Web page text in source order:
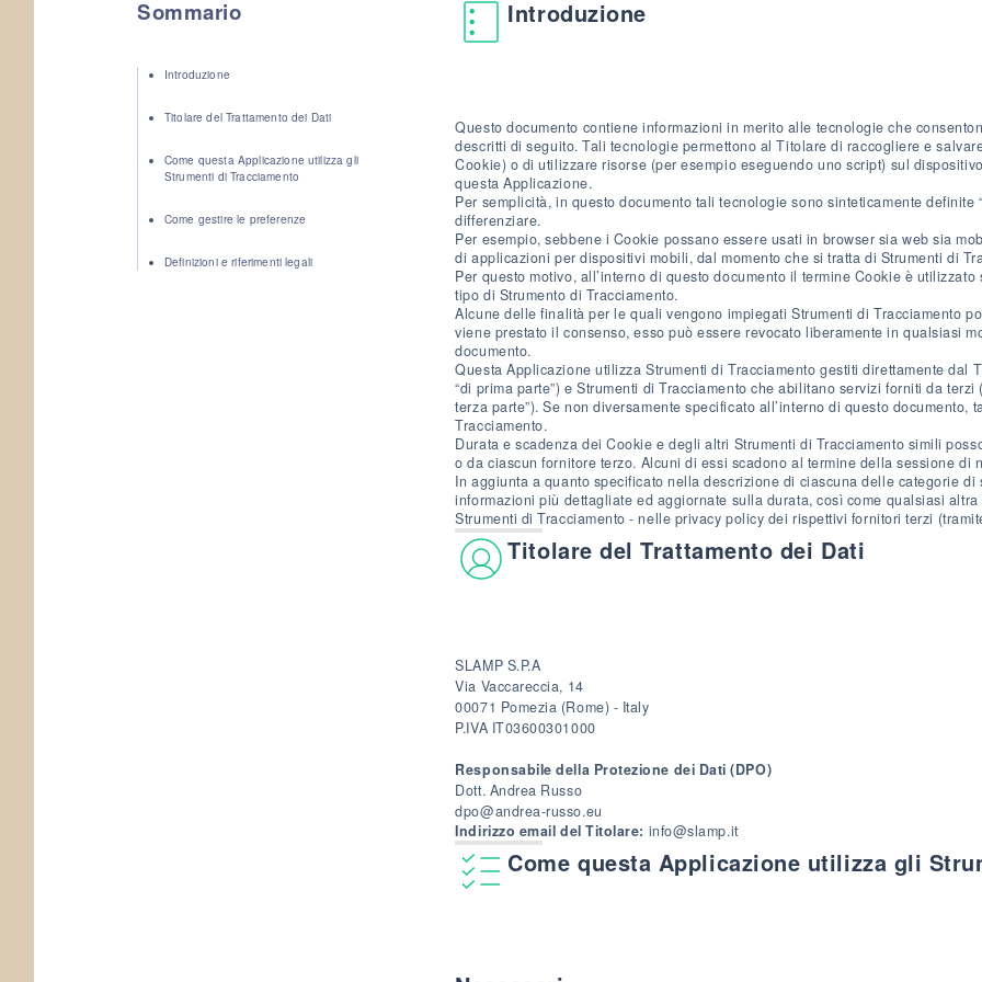
Sommario
Introduzione
Titolare del Trattamento dei Dati
Come questa Applicazione utilizza gli
Strumenti di Tracciamento
Come gestire le preferenze
Definizioni e riferimenti legali
Introduzione
Questo documento contiene informazioni in merito alle tecnologie che
descritti di seguito. Tali tecnologie permettono al Titolare di raccogliere e
Cookie) o di utilizzare risorse (per esempio eseguendo uno script) sul
questa Applicazione.
Per semplicità, in questo documento tali tecnologie sono sinteticamente
differenziare.
Per esempio, sebbene i Cookie possano essere usati in browser sia web sia
di applicazioni per dispositivi mobili, dal momento che si tratta di Strumenti di
Per questo motivo, all’interno di questo documento il termine Cookie è
tipo di Strumento di Tracciamento.
Alcune delle finalità per le quali vengono impiegati Strumenti di Tracciamento
viene prestato il consenso, esso può essere revocato liberamente in qualsiasi
documento.
Questa Applicazione utilizza Strumenti di Tracciamento gestiti direttamente dal
“di prima parte”) e Strumenti di Tracciamento che abilitano servizi forniti da
terza parte”). Se non diversamente specificato all’interno di questo
Tracciamento.
Durata e scadenza dei Cookie e degli altri Strumenti di Tracciamento simili
o da ciascun fornitore terzo. Alcuni di essi scadono al termine della sessione di
In aggiunta a quanto specificato nella descrizione di ciascuna delle categorie
informazioni più dettagliate ed aggiornate sulla durata, così come qualsiasi
Strumenti di Tracciamento - nelle privacy policy dei rispettivi fornitori terzi
Titolare del Trattamento dei Dati
SLAMP S.P.A
Via Vaccareccia, 14
00071 Pomezia (Rome) - Italy
P.IVA IT03600301000
Responsabile della Protezione dei Dati (DPO)
Dott. Andrea Russo
dpo@andrea-russo.eu
Indirizzo email del Titolare: info@slamp.it
Come questa Applicazione utilizza gli